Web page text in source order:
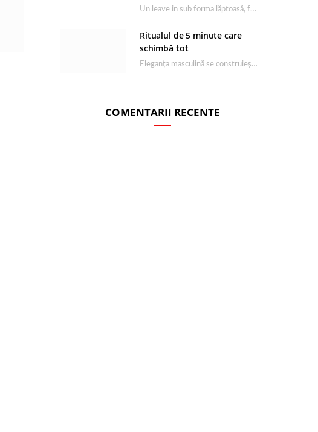
Un leave in sub forma lăptoasă, fără clătire care completează rutina Ultimate Smooth și transformă…
Ritualul de 5 minute care
schimbă tot
Eleganța masculină se construiește dimineața, în câteva minute și cu produsele potrivite. O rutină de…
COMENTARII RECENTE